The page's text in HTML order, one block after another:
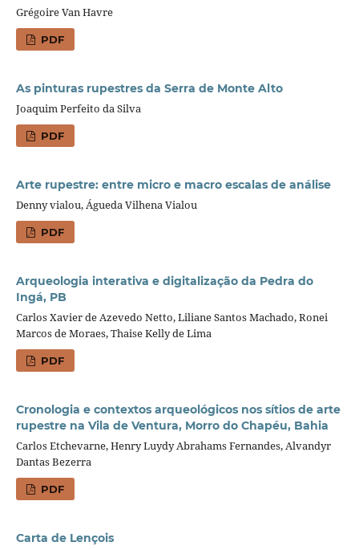
Grégoire Van Havre
PDF
As pinturas rupestres da Serra de Monte Alto
Joaquim Perfeito da Silva
PDF
Arte rupestre: entre micro e macro escalas de análise
Denny vialou, Águeda Vilhena Vialou
PDF
Arqueologia interativa e digitalização da Pedra do
Ingá, PB
Carlos Xavier de Azevedo Netto, Liliane Santos Machado, Ronei
Marcos de Moraes, Thaise Kelly de Lima
PDF
Cronologia e contextos arqueológicos nos sítios de arte
rupestre na Vila de Ventura, Morro do Chapéu, Bahia
Carlos Etchevarne, Henry Luydy Abrahams Fernandes, Alvandyr
Dantas Bezerra
PDF
Carta de Lençois